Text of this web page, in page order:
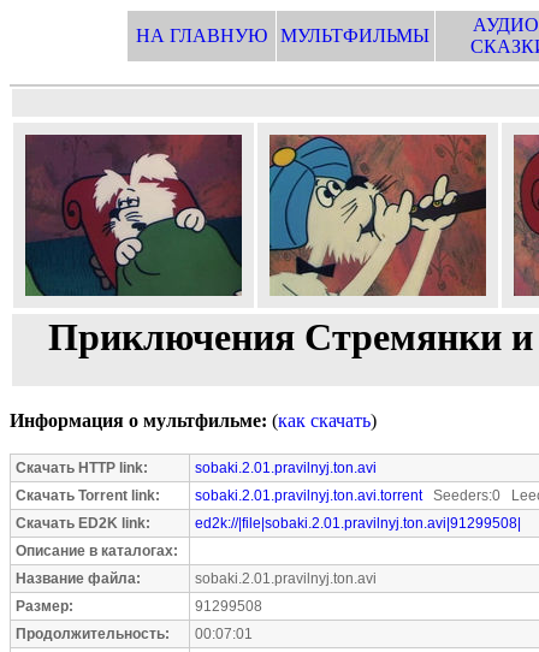
НА ГЛАВНУЮ МУЛЬТФИЛЬМЫ
Приключения Стремянки
Информация о мультфильме: (как скачать)
Скачать HTTP link:
sobaki.2.01.pravilnyj.ton.avi
Скачать Torrent link:
sobaki.2.01.pravilnyj.ton.avi.torrentSeeders:0
Скачать ED2K link:
ed2k://|file|sobaki.2.01.pravilnyj.ton.avi|91299508|
Описание в каталогах:
Название файла:
sobaki.2.01.pravilnyj.ton.avi
Размер:
91299508
Продолжительность:
00:07:01